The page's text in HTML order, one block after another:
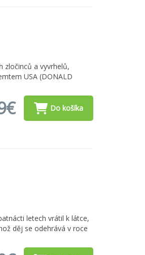
zločinců a vyvrhelů,
USA (DONALD
Do košíka
letech vrátil k látce,
děj se odehrává v roce